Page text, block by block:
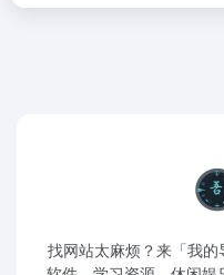
找网站太麻烦？来「我